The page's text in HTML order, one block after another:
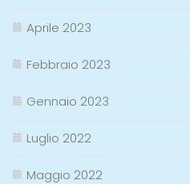
Aprile 2023
Febbraio 2023
Gennaio 2023
Luglio 2022
Maggio 2022